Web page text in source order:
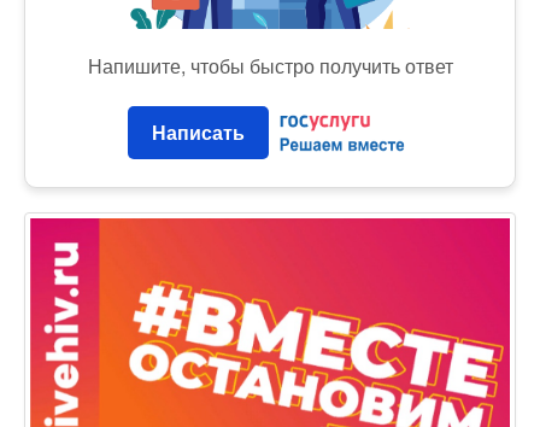
Напишите, чтобы быстро получить ответ
Написать